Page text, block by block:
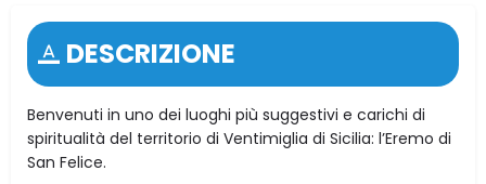
DESCRIZIONE
Benvenuti in uno dei luoghi più suggestivi e carichi di
spiritualità del territorio di Ventimiglia di Sicilia: l’Eremo di
San Felice.